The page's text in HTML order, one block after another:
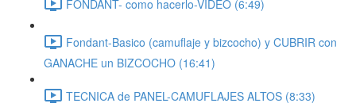
FONDANT- como hacerlo-VIDEO (6:49)
Fondant-Basico (camuflaje y bizcocho) y CUBRIR con
GANACHE un BIZCOCHO (16:41)
TECNICA de PANEL-CAMUFLAJES ALTOS (8:33)